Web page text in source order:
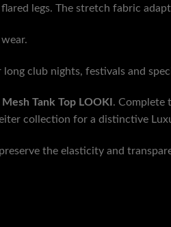
legs. The stretch fabric
club nights, festivals and
Mesh Tank Top LOOKI . Complete
collection for a distinctive
the elasticity and